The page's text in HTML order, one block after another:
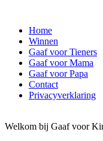
Home
Winnen
Gaaf voor Tieners
Gaaf voor Mama
Gaaf voor Papa
Contact
Privacyverklaring
Welkom bij Gaaf voor